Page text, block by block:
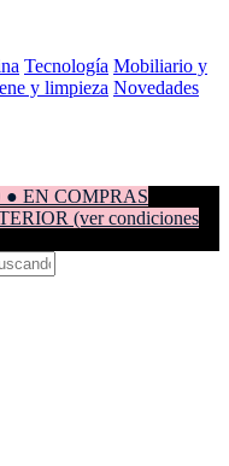
Tecnología Mobiliario y
y limpieza Novedades
EN COMPRAS
(ver condiciones